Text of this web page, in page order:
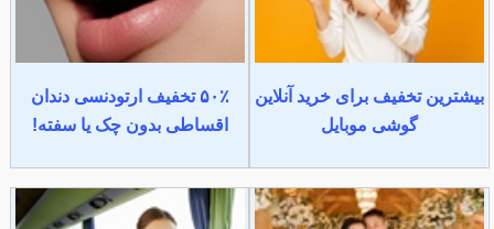
بیشترین تخفیف برای خرید آنلاین
گوشی موبایل
۵۰٪ تخفیف ارتودنسی دندان
اقساطی بدون چک یا سفته!